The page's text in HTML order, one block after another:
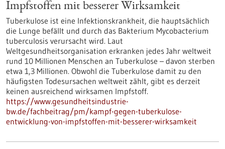
Impfstoffen mit besserer Wirksamkeit
Tuberkulose ist eine Infektionskrankheit, die hauptsächlich
die Lunge befällt und durch das Bakterium Mycobacterium
tuberculosis verursacht wird. Laut
Weltgesundheitsorganisation erkranken jedes Jahr weltweit
rund 10 Millionen Menschen an Tuberkulose – davon sterben
etwa 1,3 Millionen. Obwohl die Tuberkulose damit zu den
häufigsten Todesursachen weltweit zählt, gibt es derzeit
keinen ausreichend wirksamen Impfstoff.
https://www.gesundheitsindustrie-
bw.de/fachbeitrag/pm/kampf-gegen-tuberkulose-
entwicklung-von-impfstoffen-mit-besserer-wirksamkeit